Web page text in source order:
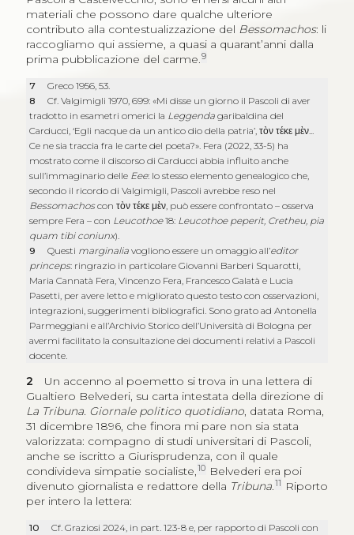
materiali che possono dare qualche ulteriore
contributo alla contestualizzazione del Bessomachos: li
raccogliamo qui assieme, a quasi a quarant’anni dalla
prima pubblicazione del carme.9
7
Greco 1956, 53.
8
Cf. Valgimigli 1970, 699: «Mi disse un giorno il Pascoli di aver
tradotto in esametri omerici la Leggendagaribaldina del
Carducci, ‘Egli nacque da un antico dio della patria’,τὸν τέκε μὲν...
Ce ne sia traccia fra le carte del poeta?». Fera (2022, 33-5) ha
mostrato come il discorso di Carducci abbia influito anche
sull’immaginario delle Eee: lo stesso elemento genealogico che,
secondo il ricordo di Valgimigli, Pascoli avrebbe reso nel
Bessomachosconτὸν τέκε μὲν, può essere confrontato – osserva
sempre Fera – con Leucothoe18: Leucothoe peperit, Cretheu, pia
quam tibi coniunx).
9
Questi marginalia vogliono essere un omaggio all’editor
princeps: ringrazio in particolare Giovanni Barberi Squarotti,
Maria Cannatà Fera, Vincenzo Fera, Francesco Galatà e Lucia
Pasetti, per avere letto e migliorato questo testo con osservazioni,
integrazioni, suggerimenti bibliografici. Sono grato ad Antonella
Parmeggiani e all’Archivio Storico dell’Università di Bologna per
avermi facilitato la consultazione dei documenti relativi a Pascoli
docente.
2 Un accenno al poemetto si trova in una lettera di
Gualtiero Belvederi, su carta intestata della direzione di
La Tribuna. Giornale politico quotidiano, datata Roma,
31 dicembre 1896, che finora mi pare non sia stata
valorizzata: compagno di studi universitari di Pascoli,
anche se iscritto a Giurisprudenza, con il quale
condivideva simpatie socialiste,10 Belvederi era poi
divenuto giornalista e redattore della Tribuna.11
Riporto
per intero la lettera:
10
Cf. Graziosi 2024, in part. 123-8 e, per rapporto di Pascoli con